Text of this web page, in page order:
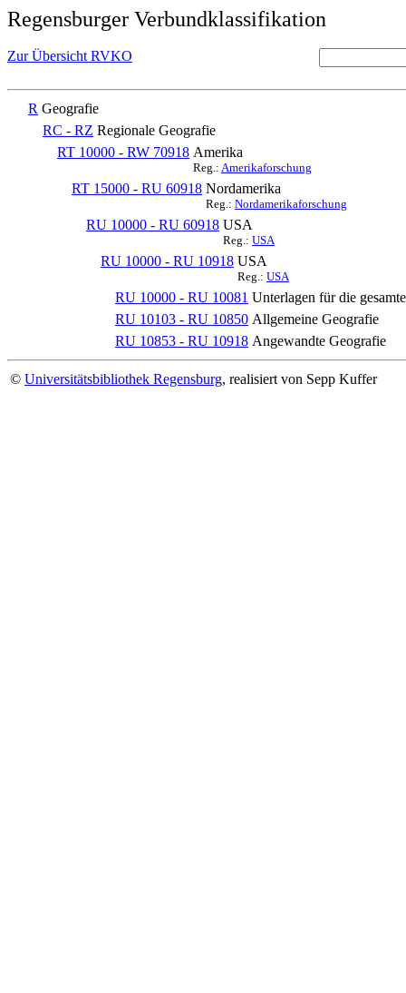
Regensburger Verbundklassifikation
Zur Übersicht RVKO
R Geografie
RC - RZ Regionale Geografie
RT 10000 - RW 70918 Amerika
Reg.: Amerikaforschung
RT 15000 - RU 60918 Nordamerika
Reg.: Nordamerikaforschung
RU 10000 - RU 60918 USA
Reg.: USA
RU 10000 - RU 10918 USA
Reg.: USA
RU 10000 - RU 10081 Unterlagen für die
RU 10103 - RU 10850 Allgemeine Geografie
RU 10853 - RU 10918 Angewandte Geografie
© Universitätsbibliothek Regensburg, realisiert von Sepp Kuffer